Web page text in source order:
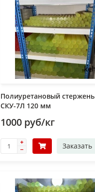
Полиуретановый стержень
СКУ-7Л 120 мм
1000 руб/кг
Заказать